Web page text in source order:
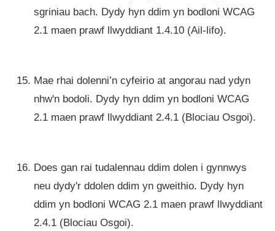
sgriniau bach. Dydy hyn ddim yn bodloni WCAG
2.1 maen prawf llwyddiant 1.4.10 (Ail-lifo).
Mae rhai dolenni’n cyfeirio at angorau nad ydyn
nhw'n bodoli. Dydy hyn ddim yn bodloni WCAG
2.1 maen prawf llwyddiant 2.4.1 (Blociau Osgoi).
Does gan rai tudalennau ddim dolen i gynnwys
neu dydy'r ddolen ddim yn gweithio. Dydy hyn
ddim yn bodloni WCAG 2.1 maen prawf llwyddiant
2.4.1 (Blociau Osgoi).